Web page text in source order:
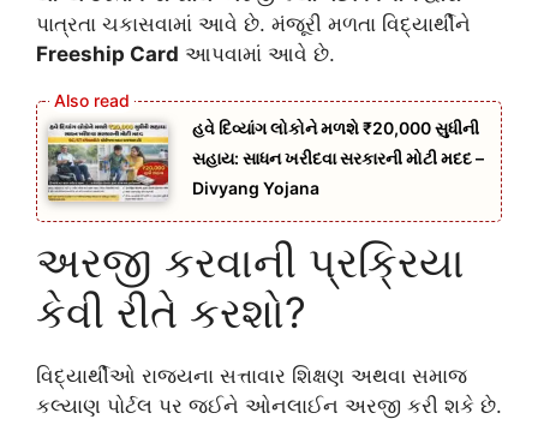
પાત્રતા ચકાસવામાં આવે છે. મંજૂરી મળતા વિદ્યાર્થીને
Freeship Card આપવામાં આવે છે.
હવે દિવ્યાંગ લોકોને મળશે ₹20,000 સુધીની
સહાય: સાધન ખરીદવા સરકારની મોટી મદદ –
Divyang Yojana
અરજી કરવાની પ્રક્રિયા
કેવી રીતે કરશો?
વિદ્યાર્થીઓ રાજ્યના સત્તાવાર શિક્ષણ અથવા સમાજ
કલ્યાણ પોર્ટલ પર જઈને ઓનલાઈન અરજી કરી શકે છે.